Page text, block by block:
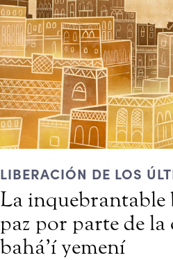
LIBERACIÓN DE LOS
La inquebrantable
paz por parte de la
bahá’í yemení